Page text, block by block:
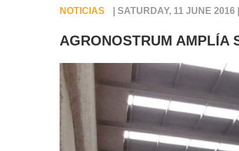
NOTICIAS | SATURDAY, 11 JUNE 2016 |
AGRONOSTRUM AMPLÍA